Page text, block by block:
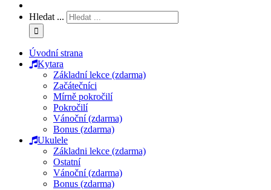
Hledat ...
Úvodní strana
Kytara
Základní lekce (zdarma)
Začátečníci
Mírně pokročilí
Pokročilí
Vánoční (zdarma)
Bonus (zdarma)
Ukulele
Základni lekce (zdarma)
Ostatní
Vánoční (zdarma)
Bonus (zdarma)